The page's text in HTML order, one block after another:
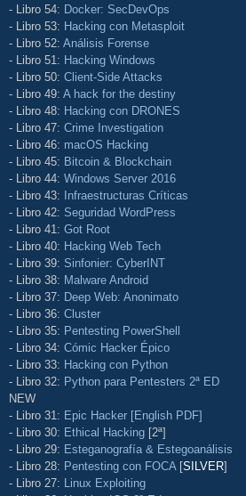
- Libro 54: Docker: SecDevOps
- Libro 53: Hacking con Metasploit
- Libro 52: Análisis Forense
- Libro 51: Hacking Windows
- Libro 50: Client-Side Attacks
- Libro 49: A hack for the destiny
- Libro 48: Hacking con DRONES
- Libro 47: Crime Investigation
- Libro 46: macOS Hacking
- Libro 45: Bitcoin & Blockchain
- Libro 44: Windows Server 2016
- Libro 43: Infraestructuras Críticas
- Libro 42: Seguridad WordPress
- Libro 41: Got Root
- Libro 40: Hacking Web Tech
- Libro 39: Sinfonier: CyberINT
- Libro 38: Malware Android
- Libro 37: Deep Web: Anonimato
- Libro 36: Cluster
- Libro 35: Pentesting PowerShell
- Libro 34: Cómic Hacker Épico
- Libro 33: Hacking con Python
- Libro 32: Python para Pentesters 2ª ED
NEW
- Libro 31: Epic Hacker [English PDF]
- Libro 30: Ethical Hacking [2ª]
- Libro 29: Esteganografía & Estegoanálisis
- Libro 28: Pentesting con FOCA [SILVER]
- Libro 27: Linux Exploiting